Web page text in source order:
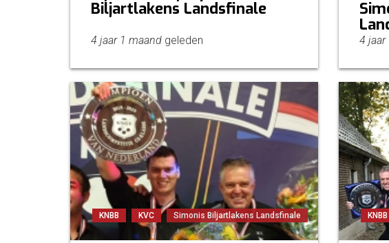
Biljartlakens Landsfinale
4 jaar 1 maand geleden 4 jaar
KNBB KVC Simonis Biljartlakens Landsfinale KNBB